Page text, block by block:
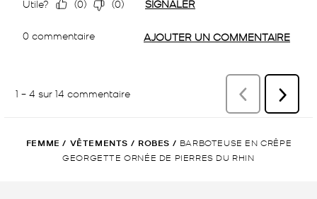
FEMME / VÊTEMENTS / ROBES / BARBOTEUSE EN CRÊPE
GEORGETTE ORNÉE DE PIERRES DU RHIN